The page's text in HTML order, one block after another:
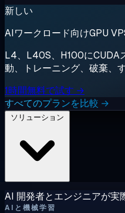
新しい
AIワークロード向けGPU
L4、L40S、H100にCUDA
動、トレーニング、破棄、
1時間無料で試す →
すべてのプランを比較 →
AI 開発者とエンジニアが実
AIと機械学習